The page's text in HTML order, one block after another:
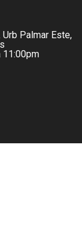
Palmar Este,
11:00pm